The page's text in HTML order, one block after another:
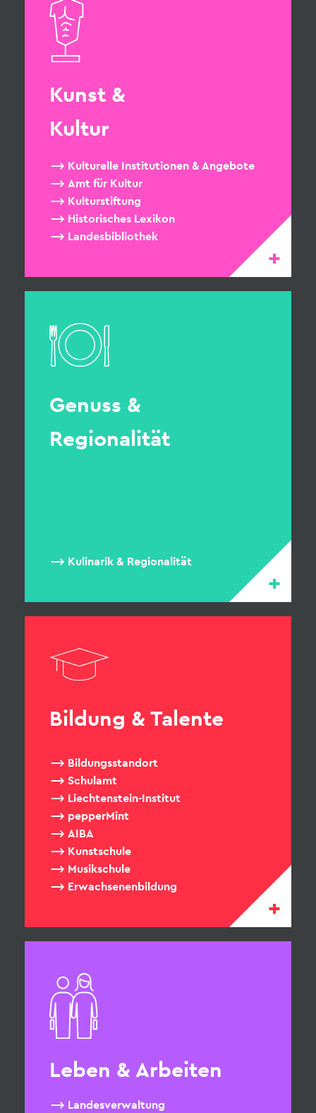
Kunst &
Kultur
Kulturelle Institutionen & Angebote
Amt für Kultur
Kulturstiftung
Historisches Lexikon
Landesbibliothek
+
Genuss &
Regionalität
Kulinarik & Regionalität
+
Bildung & Talente
Bildungsstandort
Schulamt
Liechtenstein-Institut
pepperMint
AIBA
Kunstschule
Musikschule
Erwachsenenbildung
+
Leben & Arbeiten
Landesverwaltung